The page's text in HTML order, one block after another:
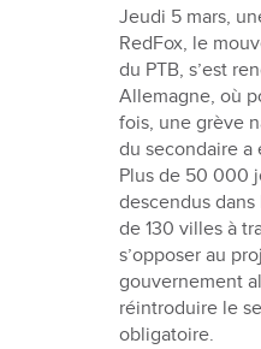
Jeudi 5 mars,
RedFox, le
du PTB, s’est
Allemagne, où
fois, une grève
du secondaire a
Plus de 50 000
descendus
de 130 villes à
s’opposer au
gouvernement
réintroduire le
obligatoire.